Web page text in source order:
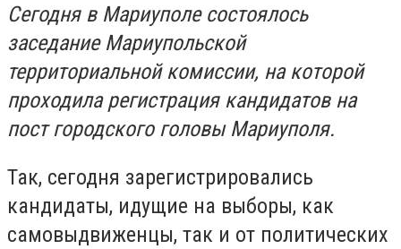
Сегодня в Мариуполе состоялось
заседание Мариупольской
территориальной комиссии, на которой
проходила регистрация кандидатов на
пост городского головы Мариуполя.
Так, сегодня зарегистрировались
кандидаты, идущие на выборы, как
самовыдвиженцы, так и от политических